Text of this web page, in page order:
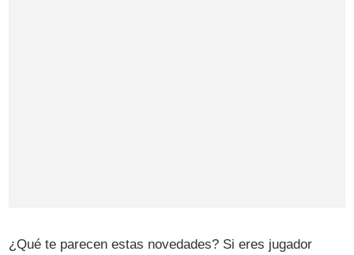
¿Qué te parecen estas novedades? Si eres jugador